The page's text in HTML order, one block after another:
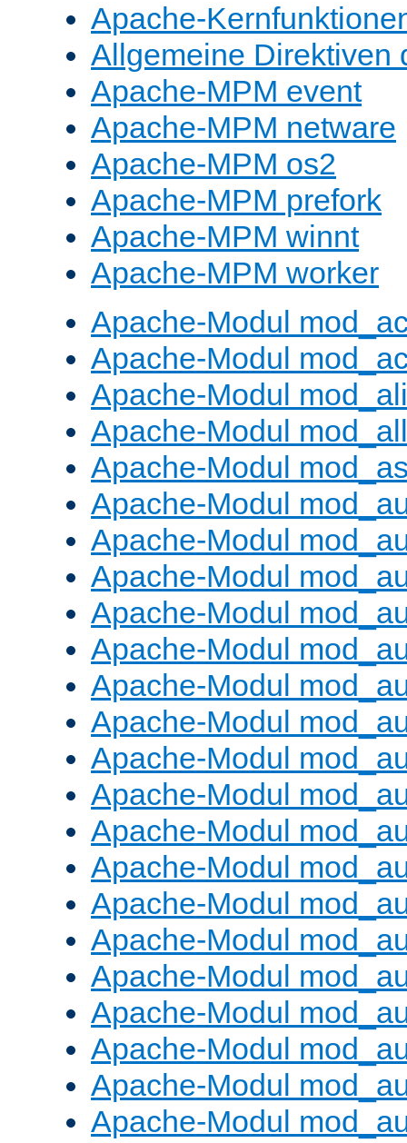
Apache-
Allgemeine Direktiven
Apache-MPM event
Apache-MPM netware
Apache-MPM os2
Apache-MPM prefork
Apache-MPM winnt
Apache-MPM worker
Apache-Modul
Apache-Modul
Apache-Modul
Apache-Modul
Apache-Modul
Apache-Modul
Apache-Modul
Apache-Modul
Apache-Modul
Apache-Modul
Apache-Modul
Apache-Modul
Apache-Modul
Apache-Modul
Apache-Modul
Apache-Modul
Apache-Modul
Apache-Modul
Apache-Modul
Apache-Modul
Apache-Modul
Apache-Modul
Apache-Modul